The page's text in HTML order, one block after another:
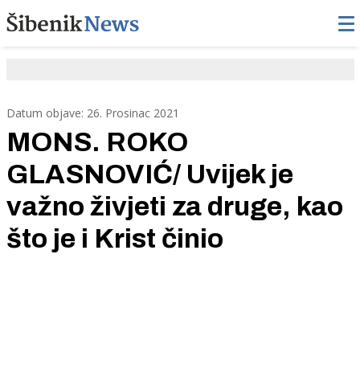
Datum objave: 26. Prosinac 2021
MONS. ROKO
GLASNOVIĆ/ Uvijek je
važno živjeti za druge, kao
što je i Krist činio